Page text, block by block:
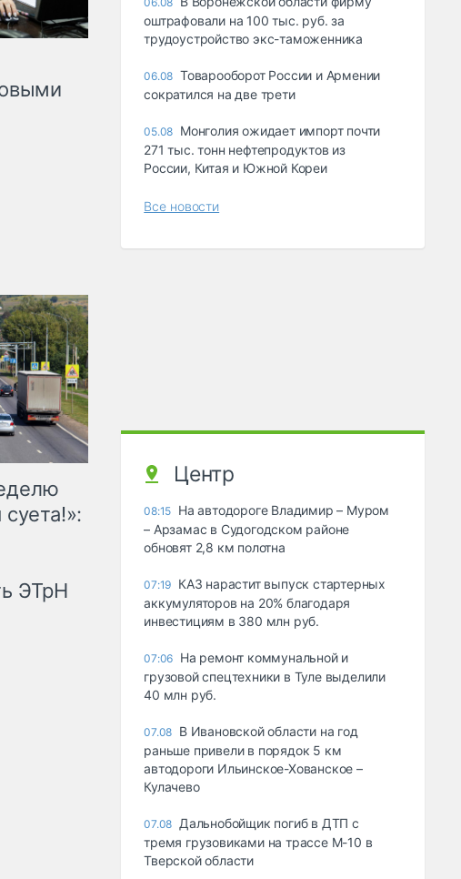
суета!»:
ЭТрН
оштрафовали на 100 тыс. руб. за
трудоустройство экс-таможенника
06.08 Товарооборот России и Армении
сократился на две трети
05.08 Монголия ожидает импорт почти
271 тыс. тонн нефтепродуктов из
России, Китая и Южной Кореи
Все новости
Центр
08:15 На автодороге Владимир – Муром
– Арзамас в Судогодском районе
обновят 2,8 км полотна
07:19 КАЗ нарастит выпуск стартерных
аккумуляторов на 20% благодаря
инвестициям в 380 млн руб.
07:06 На ремонт коммунальной и
грузовой спецтехники в Туле выделили
40 млн руб.
07.08 В Ивановской области на год
раньше привели в порядок 5 км
автодороги Ильинское-Хованское –
Кулачево
07.08 Дальнобойщик погиб в ДТП с
тремя грузовиками на трассе М-10 в
Тверской области